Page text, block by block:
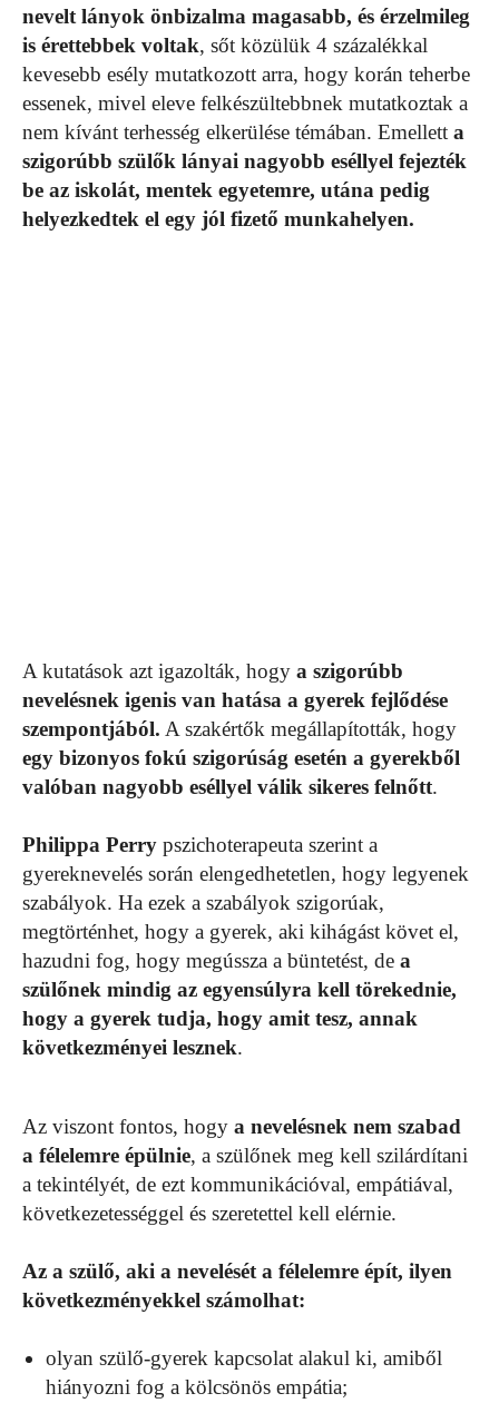
nevelt lányok önbizalma magasabb, és érzelmileg
is érettebbek voltak, sőt közülük 4 százalékkal
kevesebb esély mutatkozott arra, hogy korán teherbe
essenek, mivel eleve felkészültebbnek mutatkoztak a
nem kívánt terhesség elkerülése témában. Emellett a
szigorúbb szülők lányai nagyobb eséllyel fejezték
be az iskolát, mentek egyetemre, utána pedig
helyezkedtek el egy jól fizető munkahelyen.
A kutatások azt igazolták, hogy a szigorúbb
nevelésnek igenis van hatása a gyerek fejlődése
szempontjából. A szakértők megállapították, hogy
egy bizonyos fokú szigorúság esetén a gyerekből
valóban nagyobb eséllyel válik sikeres felnőtt.
Philippa Perry pszichoterapeuta szerint a
gyereknevelés során elengedhetetlen, hogy legyenek
szabályok. Ha ezek a szabályok szigorúak,
megtörténhet, hogy a gyerek, aki kihágást követ el,
hazudni fog, hogy megússza a büntetést, de a
szülőnek mindig az egyensúlyra kell törekednie,
hogy a gyerek tudja, hogy amit tesz, annak
következményei lesznek.
Az viszont fontos, hogy a nevelésnek nem szabad
a félelemre épülnie, a szülőnek meg kell szilárdítani
a tekintélyét, de ezt kommunikációval, empátiával,
következetességgel és szeretettel kell elérnie.
Az a szülő, aki a nevelését a félelemre épít, ilyen
következményekkel számolhat:
olyan szülő-gyerek kapcsolat alakul ki, amiből
hiányozni fog a kölcsönös empátia;